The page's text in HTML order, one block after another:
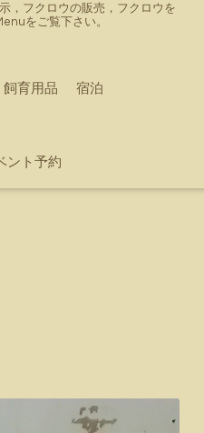
，フクロウの販売，フクロウを
をご覧下さい。
飼育用品
宿泊
ント予約